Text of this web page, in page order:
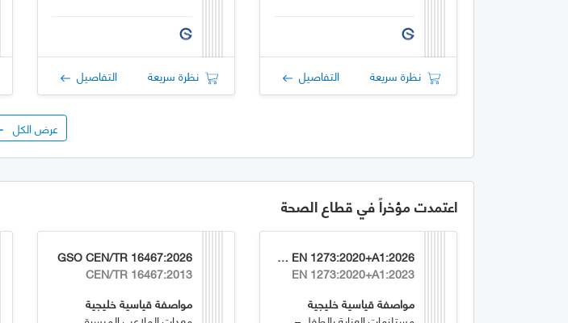
نظرة سريعة التفاصيل نظرة سريعة التفاصيل
عرض الكل
اعتمدت مؤخراً في قطاع الصحة
GSO EN 1273:2020+A1:2026
EN 1273:2020+A1:2023
مواصفة قياسية خليجية
GSO CEN/TR 16467:2026
CEN/TR 16467:2013
مواصفة قياسية خليجية